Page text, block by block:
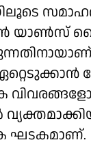
ഘടകമാണ്.